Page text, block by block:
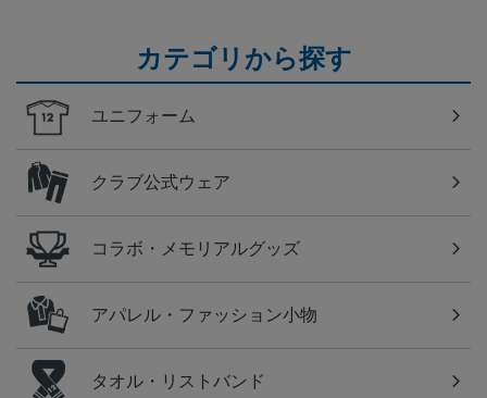
カテゴリから探す
ユニフォーム
クラブ公式ウェア
コラボ・メモリアルグッズ
アパレル・ファッション小物
タオル・リストバンド